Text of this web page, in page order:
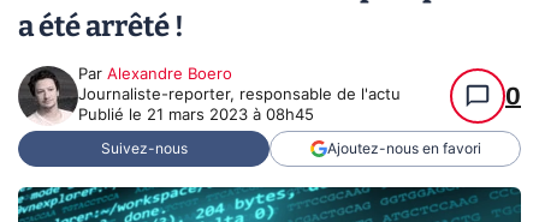
a été arrêté !
Par Alexandre Boero
Journaliste-reporter, responsable de l'actu
Publié le 21 mars 2023 à 08h45
0
Suivez-nous Ajoutez-nous en favori